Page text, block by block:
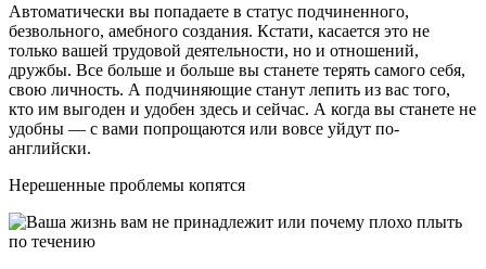
Автоматически вы попадаете в статус подчиненного,
безвольного, амебного создания. Кстати, касается это не
только вашей трудовой деятельности, но и отношений,
дружбы. Все больше и больше вы станете терять самого себя,
свою личность. А подчиняющие станут лепить из вас того,
кто им выгоден и удобен здесь и сейчас. А когда вы станете не
удобны — с вами попрощаются или вовсе уйдут по-
английски.
Нерешенные проблемы копятся